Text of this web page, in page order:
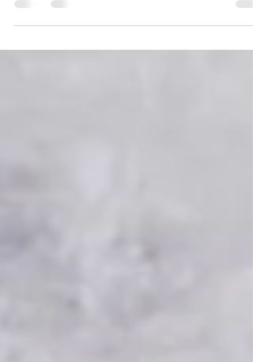
100% végétale, 100% plaisir, voici la recette de
Chef Elix ! LES INGRÉDIENTS pour 6